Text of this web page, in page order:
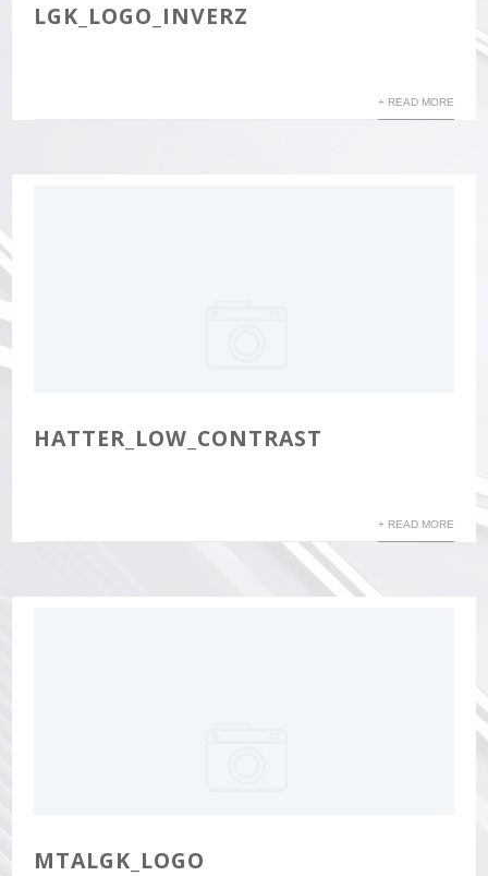
LGK_LOGO_INVERZ
+ READ MORE
HATTER_LOW_CONTRAST
+ READ MORE
MTALGK_LOGO